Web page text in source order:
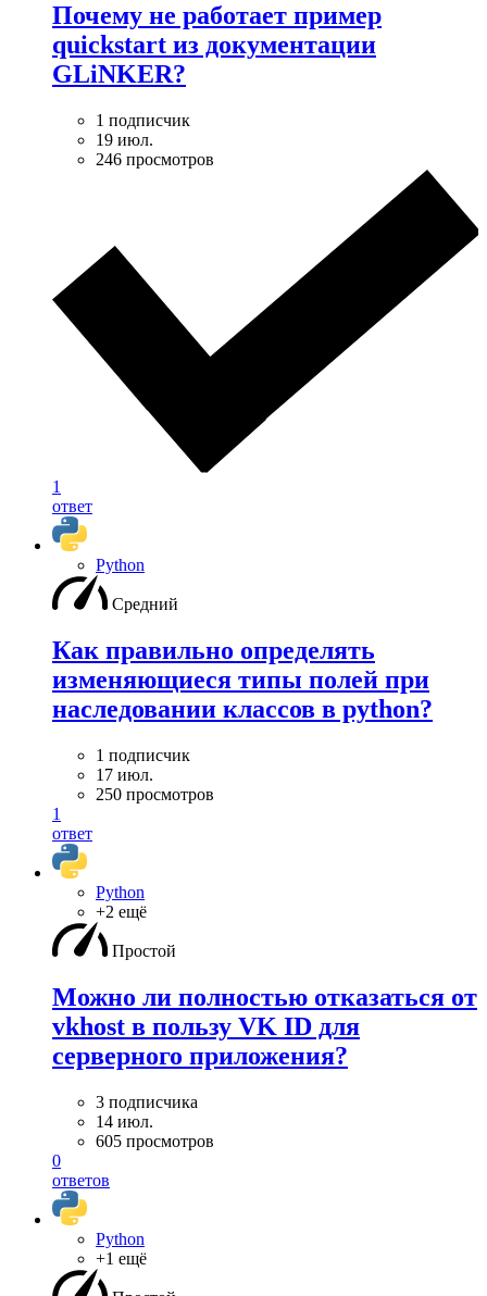
Почему не работает пример
quickstart из документации
GLiNKER?
1 подписчик
19 июл.
246 просмотров
1
ответ
Python
Средний
Как правильно определять
изменяющиеся типы полей при
наследовании классов в python?
1 подписчик
17 июл.
250 просмотров
1
ответ
Python
+2 ещё
Простой
Можно ли полностью отказаться от
vkhost в пользу VK ID для
серверного приложения?
3 подписчика
14 июл.
605 просмотров
0
ответов
Python
+1 ещё